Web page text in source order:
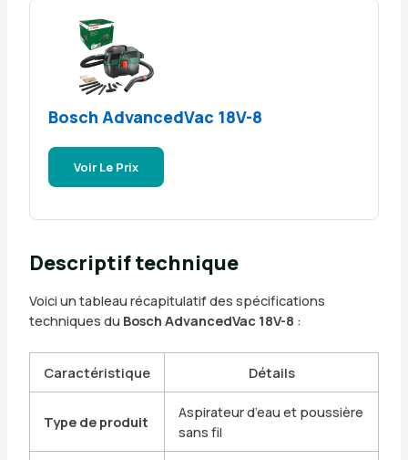
Bosch AdvancedVac 18V-8
Voir Le Prix
Descriptif technique
Voici un tableau récapitulatif des spécifications
techniques du Bosch AdvancedVac 18V-8 :
Caractéristique Détails
Type de produit
Aspirateur d’eau et poussière
sans fil